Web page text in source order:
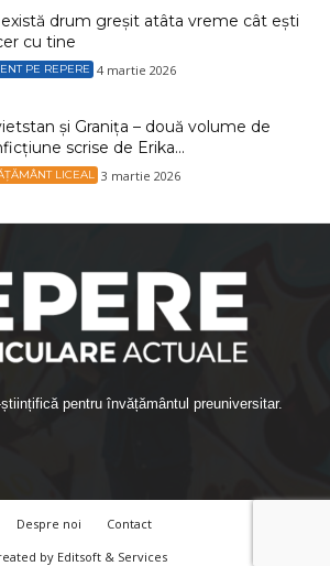
drum greșit atâta vreme cât ești
cu tine
PE REPERE 4 martie 2026
și Granița – două volume de
scrise de Erika...
LICEAL 3 martie 2026
pentru învățământul preuniversitar.
Despre noi
Contact
by Editsoft & Services